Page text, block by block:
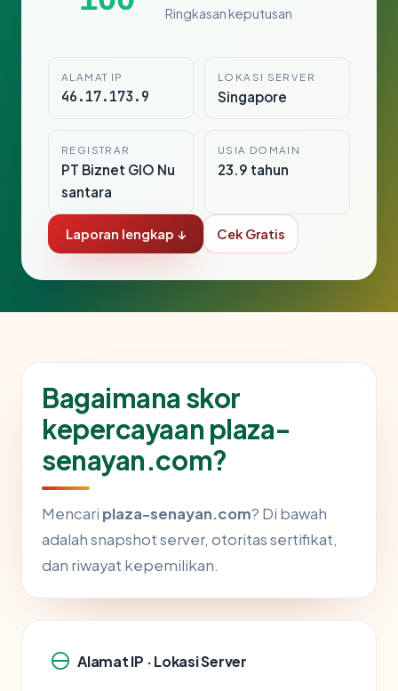
Ringkasan keputusan
ALAMAT IP
46.17.173.9
LOKASI SERVER
Singapore
REGISTRAR
PT Biznet GIO Nu
santara
USIA DOMAIN
23.9 tahun
Laporan lengkap ↓ Cek Gratis
Bagaimana skor
kepercayaan plaza-
senayan.com?
Mencari plaza-senayan.com? Di bawah
adalah snapshot server, otoritas sertifikat,
dan riwayat kepemilikan.
Alamat IP · Lokasi Server